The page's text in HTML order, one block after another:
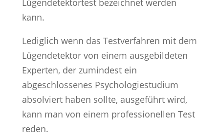
Lügendetektortest bezeichnet werden
kann.
Lediglich wenn das Testverfahren mit dem
Lügendetektor von einem ausgebildeten
Experten, der zumindest ein
abgeschlossenes Psychologiestudium
absolviert haben sollte, ausgeführt wird,
kann man von einem professionellen Test
reden.